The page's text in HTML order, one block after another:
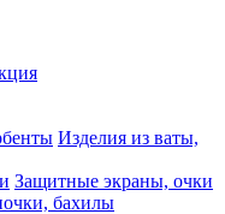
Изделия из ваты,
Защитные экраны, очки
бахилы